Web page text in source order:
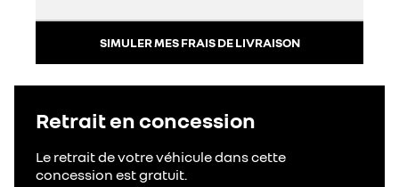
SIMULER MES FRAIS DE LIVRAISON
Retrait en concession
Le retrait de votre véhicule dans cette
concession est gratuit.